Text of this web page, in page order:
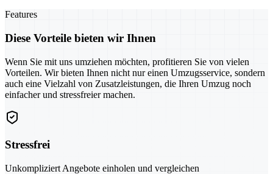
Features
Diese Vorteile bieten wir Ihnen
Wenn Sie mit uns umziehen möchten, profitieren Sie von vielen
Vorteilen. Wir bieten Ihnen nicht nur einen Umzugsservice, sondern
auch eine Vielzahl von Zusatzleistungen, die Ihren Umzug noch
einfacher und stressfreier machen.
Stressfrei
Unkompliziert Angebote einholen und vergleichen